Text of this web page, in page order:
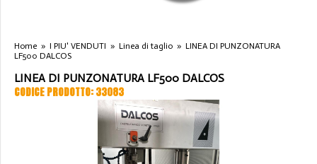
Home » I PIU' VENDUTI » Linea di taglio » LINEA DI PUNZONATURA
LF500 DALCOS
LINEA DI PUNZONATURA LF500 DALCOS
CODICE PRODOTTO: 33083